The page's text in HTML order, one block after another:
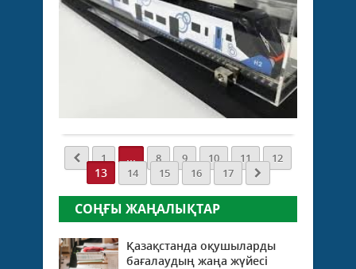
Әлем
06
қараша
2025 ж.
573
0
Толығырақ
1 ... 8 9 10 11 12
13 14 15 16 17
СОҢҒЫ ЖАҢАЛЫҚТАР
Қазақстанда оқушыларды
бағалаудың жаңа жүйесі